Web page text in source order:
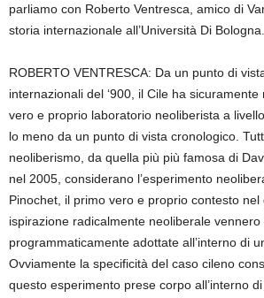
parliamo con Roberto Ventresca, amico di
storia internazionale all’Università Di Bologna.
ROBERTO VENTRESCA: Da un punto di
internazionali del ‘900, il Cile ha
vero e proprio laboratorio neoliberista a
lo meno da un punto di vista cronologico.
neoliberismo, da quella più più famosa di
nel 2005, considerano l’esperimento
Pinochet, il primo vero e proprio contesto nel
ispirazione radicalmente neoliberale
programmaticamente adottate all’interno di
Ovviamente la specificità del caso cileno
questo esperimento prese corpo all’interno